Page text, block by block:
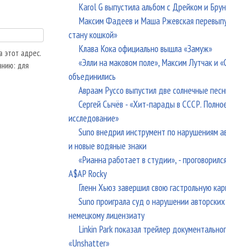
этот адрес.
для
Karol G выпустила альбом с Дрейком и
Максим Фадеев и Маша Ржевская
стану кошкой»
Клава Кока официально вышла «Замуж»
«Элли на маковом поле», Максим Лутчак и
объединились
Авраам Руссо выпустил две солнечные
Сергей Сычёв - «Хит-парады в СССР.
исследование»
Suno внедрил инструмент по нарушениям
и новые водяные знаки
«Рианна работает в студии», -
A$AP Rocky
Гленн Хьюз завершил свою гастрольную
Suno проиграла суд о нарушении
немецкому лицензиату
Linkin Park показал трейлер
«Unshatter»